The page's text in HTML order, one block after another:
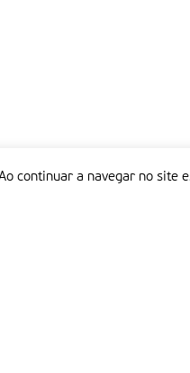
continuar a navegar no site